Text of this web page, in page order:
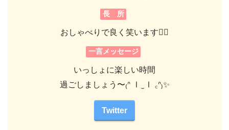
長 所
おしゃべりで良く笑います👍🏻
一言メッセージ
いっしょに楽しい時間
過ごしましょう〜₍ᐢ Ⅰ ̫ Ⅰ ꜀ᐢ₎✨
Twitter